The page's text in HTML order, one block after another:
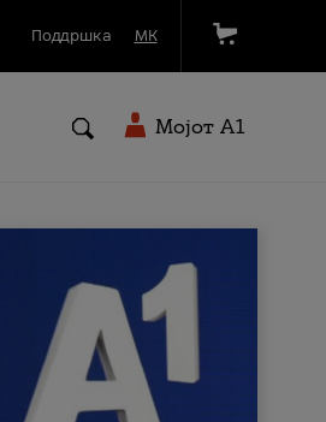
Поддршка МК
Мојот A1